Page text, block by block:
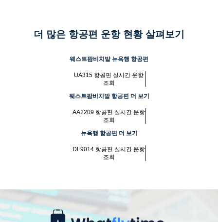
더 많은 항공편 운항 현황 살펴보기
웨스트팜비치발 뉴욕행 항공편
UA315 항공편 실시간 운항
조회
웨스트팜비치발 항공편 더 보기
AA2209 항공편 실시간 운항
조회
뉴욕행 항공편 더 보기
DL9014 항공편 실시간 운항
조회